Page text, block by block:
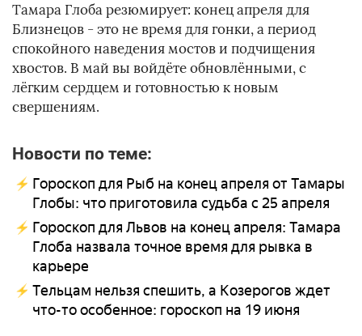
Тамара Глоба резюмирует: конец апреля для
Близнецов - это не время для гонки, а период
спокойного наведения мостов и подчищения
хвостов. В май вы войдёте обновлёнными, с
лёгким сердцем и готовностью к новым
свершениям.
Новости по теме:
Гороскоп для Рыб на конец апреля от Тамары
Глобы: что приготовила судьба с 25 апреля
Гороскоп для Львов на конец апреля: Тамара
Глоба назвала точное время для рывка в
карьере
Тельцам нельзя спешить, а Козерогов ждет
что-то особенное: гороскоп на 19 июня